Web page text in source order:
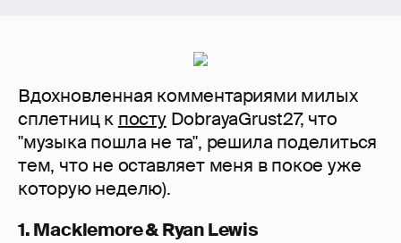
Вдохновленная комментариями милых
сплетниц к постуDobrayaGrust27, что
"музыка пошла не та", решила поделиться
тем, что не оставляет меня в покое уже
которую неделю).
1. Macklemore & Ryan Lewis